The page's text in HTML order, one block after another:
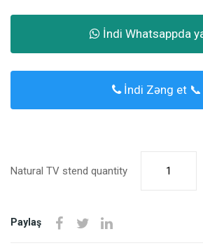
İndi Whatsappda
İndi Zəng et 📞
Natural TV stend quantity
Paylaş